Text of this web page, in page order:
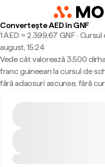
Convertește AED în GNF
1 AED ≈ 2.399,67 GNF ·
august, 15:24
Vede cât valorează 3.500
franc guineean la cursul de
fără adaosuri ascunse, fără